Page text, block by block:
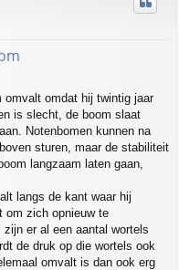
omvalt omdat hij twintig jaar
is slecht, de boom slaat
Notenbomen kunnen na
sturen, maar de stabiliteit
langzaam laten gaan,
langs de kant waar hij
om zich opnieuw te
er al een aantal wortels
de druk op die wortels ook
omvalt is dan ook erg